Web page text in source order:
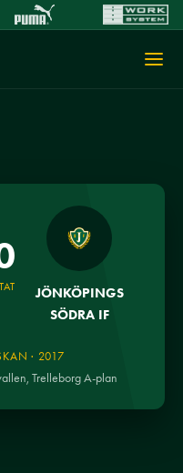
JÖNKÖPINGS
SÖDRA IF
· 2017
Trelleborg A-plan